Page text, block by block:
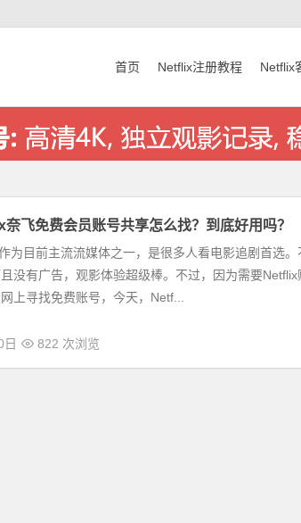
首页 Netflix注册教程 Netflix
奈飞免费会员账号共享怎么找？到底好用吗？
为目前主流流媒体之一，是很多人看电影追剧首选
没有广告，观影体验超级棒。不过，因为需要
上寻找免费账号，今天，Netf...
822 次浏览